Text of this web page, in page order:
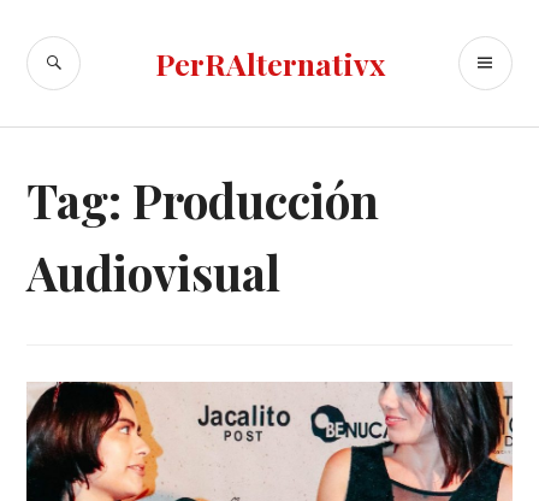
content
PerRAlternativx
SEARCH
Tag: Producción
Audiovisual